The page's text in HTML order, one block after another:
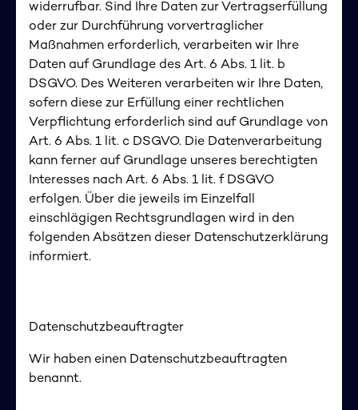
widerrufbar. Sind Ihre Daten zur Vertragserfüllung
oder zur Durchführung vorvertraglicher
Maßnahmen erforderlich, verarbeiten wir Ihre
Daten auf Grundlage des Art. 6 Abs. 1 lit. b
DSGVO. Des Weiteren verarbeiten wir Ihre Daten,
sofern diese zur Erfüllung einer rechtlichen
Verpflichtung erforderlich sind auf Grundlage von
Art. 6 Abs. 1 lit. c DSGVO. Die Datenverarbeitung
kann ferner auf Grundlage unseres berechtigten
Interesses nach Art. 6 Abs. 1 lit. f DSGVO
erfolgen. Über die jeweils im Einzelfall
einschlägigen Rechtsgrundlagen wird in den
folgenden Absätzen dieser Datenschutzerklärung
informiert.
Datenschutzbeauftragter
Wir haben einen Datenschutzbeauftragten
benannt.